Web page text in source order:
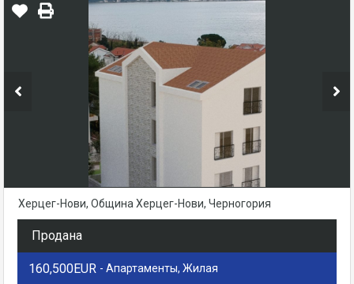
Херцег-Нови, Община Херцег-Нови, Черногория
Продана
160,500EUR - Апартаменты, Жилая